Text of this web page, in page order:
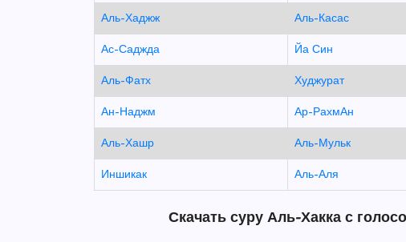
Аль-Хаджж
Аль-Касас
Ас-Саджда
Йа Син
Аль-Фатх
Худжурат
Ан-Наджм
Ар-РахмАн
Аль-Хашр
Аль-Мульк
Иншикак
Аль-Аля
Скачать суру Аль-Хакка с